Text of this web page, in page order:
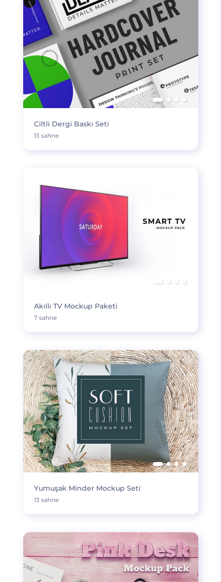
Ciltli Dergi Baskı Seti
13 sahne
Akıllı TV Mockup Paketi
7 sahne
Yumuşak Minder Mockup Seti
13 sahne